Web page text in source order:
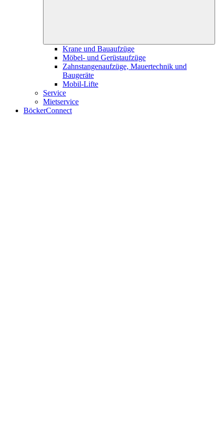
Krane und Bauaufzüge
Möbel- und Gerüstaufzüge
Zahnstangenaufzüge, Mauertechnik und
Baugeräte
Mobil-Lifte
Service
Mietservice
BöckerConnect